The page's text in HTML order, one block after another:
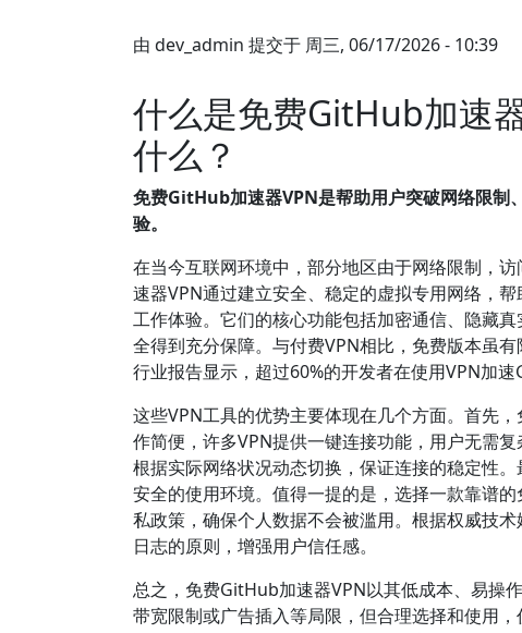
由 dev_admin 提交于 周三, 06/17/2026 - 10:39
什么是免费GitHub加速
什么？
免费GitHub加速器VPN是帮助用户突破网络限制
验。
在当今互联网环境中，部分地区由于网络限制，
速器VPN通过建立安全、稳定的虚拟专用网络，
工作体验。它们的核心功能包括加密通信、隐藏
全得到充分保障。与付费VPN相比，免费版本虽
行业报告显示，超过60%的开发者在使用VPN加
这些VPN工具的优势主要体现在几个方面。首先
作简便，许多VPN提供一键连接功能，用户无需
根据实际网络状况动态切换，保证连接的稳定性
安全的使用环境。值得一提的是，选择一款靠谱
私政策，确保个人数据不会被滥用。根据权威技
日志的原则，增强用户信任感。
总之，免费GitHub加速器VPN以其低成本、易操
带宽限制或广告插入等局限，但合理选择和使用